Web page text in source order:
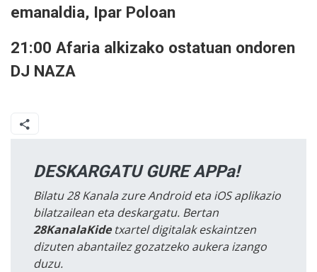
emanaldia, Ipar Poloan
21:00 Afaria alkizako ostatuan ondoren
DJ NAZA
DESKARGATU GURE APPa!
Bilatu 28 Kanala zure Android eta iOS aplikazio
bilatzailean eta deskargatu. Bertan
28KanalaKidetxartel digitalak eskaintzen
dizuten abantailez gozatzeko aukera izango
duzu.